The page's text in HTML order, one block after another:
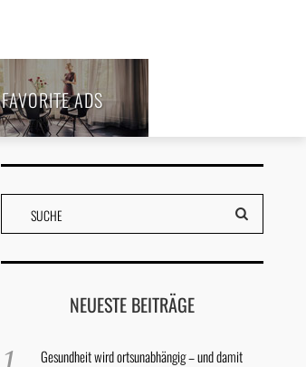
FAVORITE ADS
NEUESTE BEITRÄGE
Gesundheit wird ortsunabhängig – und damit